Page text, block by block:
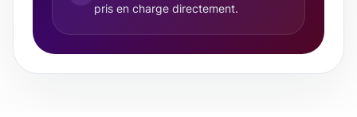
pris en charge directement.